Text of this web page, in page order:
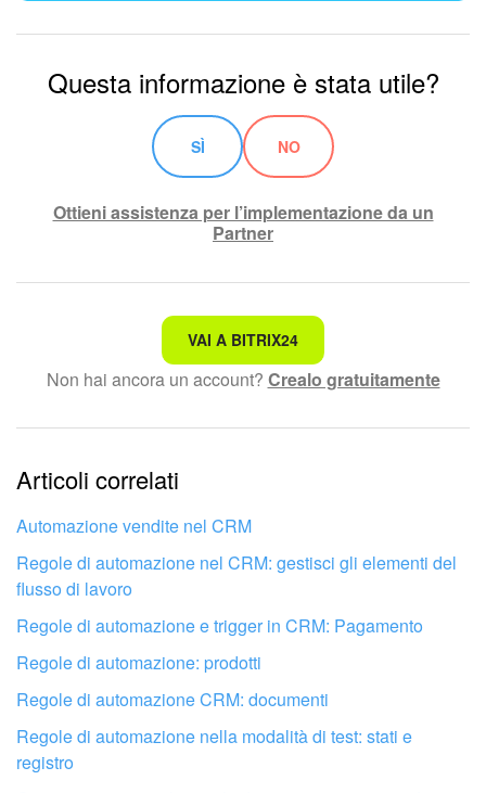
Questa informazione è stata utile?
SÌ NO
Ottieni assistenza per l’implementazione da un
Partner
Non è quello che sto cercando.
Testo complesso e incomprensibile
Le informazioni sono obsolete.
Troppo breve, ho bisogno di maggiori informazioni.
Non mi soddisfa come funziona questo strumento
VAI A BITRIX24
Non hai ancora un account? Crealo gratuitamente
Articoli correlati
Automazione vendite nel CRM
Regole di automazione nel CRM: gestisci gli elementi del
flusso di lavoro
Regole di automazione e trigger in CRM: Pagamento
Regole di automazione: prodotti
Regole di automazione CRM: documenti
Regole di automazione nella modalità di test: stati e
registro